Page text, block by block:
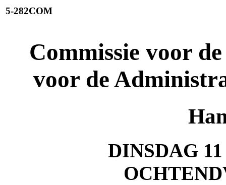
5-282COM
Commissie voor
voor de
DINSDAG